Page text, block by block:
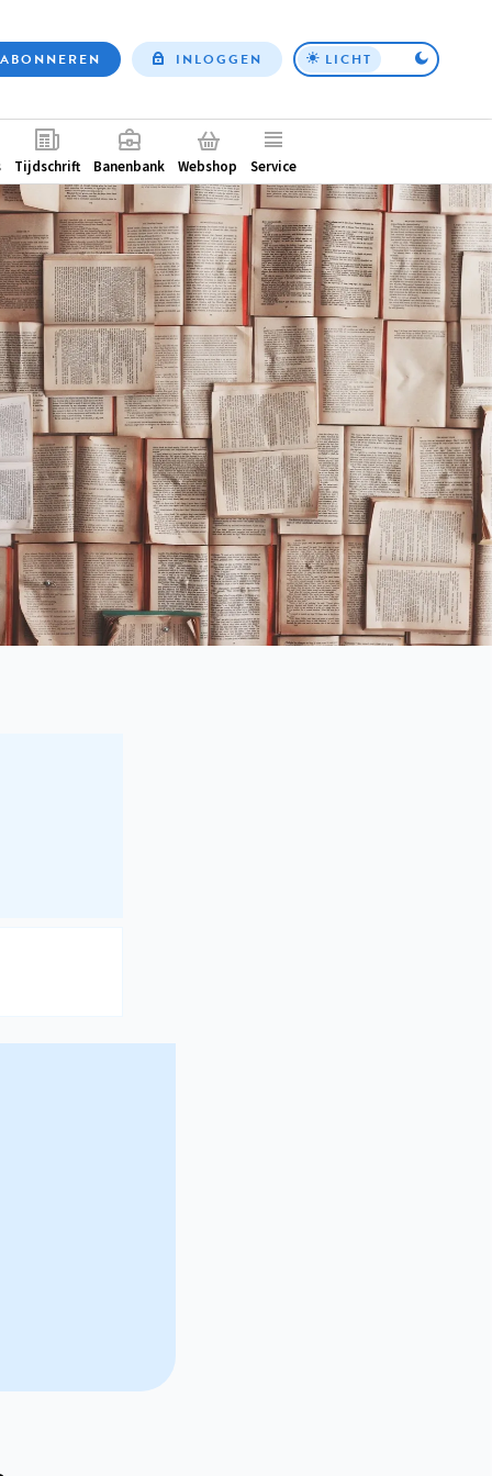
Top
ABONNEREN INLOGGEN LICHT
Tijdschrift Banenbank Webshop Service